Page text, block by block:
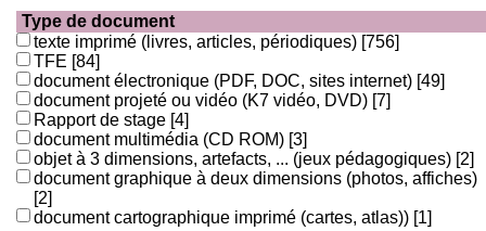
Type de document
texte imprimé (livres, articles, périodiques) [756]
TFE [84]
document électronique (PDF, DOC, sites internet) [49]
document projeté ou vidéo (K7 vidéo, DVD) [7]
Rapport de stage [4]
document multimédia (CD ROM) [3]
objet à 3 dimensions, artefacts, ... (jeux pédagogiques) [2]
document graphique à deux dimensions (photos, affiches)
[2]
document cartographique imprimé (cartes, atlas)) [1]